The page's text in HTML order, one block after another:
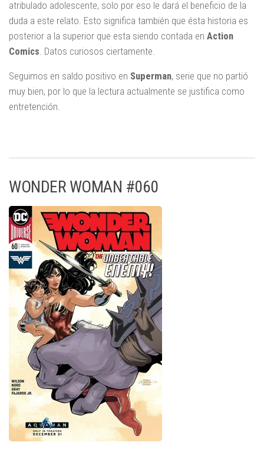
atribulado adolescente, solo por eso le dará el beneficio de la
duda a este relato. Esto significa también que ésta historia es
posterior a la superior que esta siendo contada en Action
Comics . Datos curiosos ciertamente.
Seguimos en saldo positivo en Superman, serie que no partió
muy bien, por lo que la lectura actualmente se justifica como
entretención.
WONDER WOMAN #060